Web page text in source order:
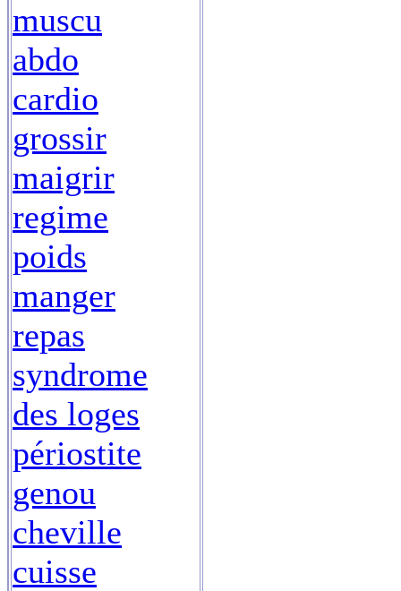
muscu
abdo
cardio
grossir
maigrir
regime
poids
manger
repas
syndrome
des loges
périostite
genou
cheville
cuisse